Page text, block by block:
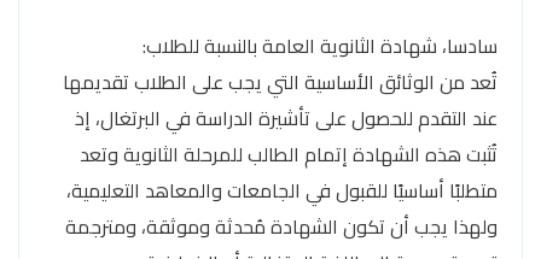
سادسا، شهادة الثانوية العامة بالنسبة للطلاب:
تُعد من الوثائق الأساسية التي يجب على الطلاب تقديمها
عند التقدم للحصول على تأشيرة الدراسة في البرتغال، إذ
تُثبت هذه الشهادة إتمام الطالب للمرحلة الثانوية وتعد
متطلبًا أساسيًا للقبول في الجامعات والمعاهد التعليمية،
ولهذا يجب أن تكون الشهادة مُحدثة وموثقة، ومترجمة